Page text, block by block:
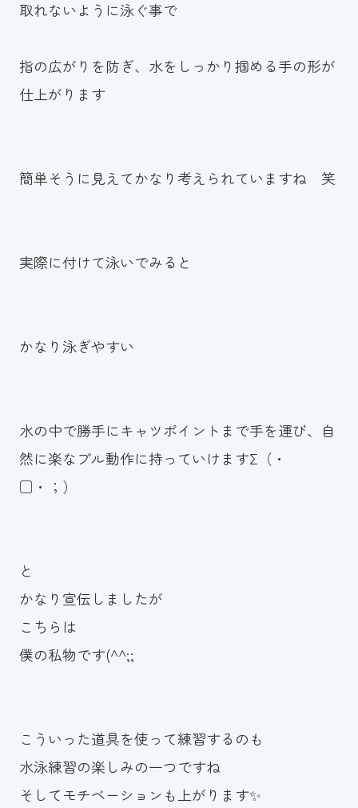
取れないように泳ぐ事で
指の広がりを防ぎ、水をしっかり掴める手の形が
仕上がります
簡単そうに見えてかなり考えられていますね 笑
実際に付けて泳いでみると
かなり泳ぎやすい
水の中で勝手にキャツポイントまで手を運び、自
然に楽なプル動作に持っていけますΣ（・
□・；）
と
かなり宣伝しましたが
こちらは
僕の私物です(^^;;
こういった道具を使って練習するのも
水泳練習の楽しみの一つですね
そしてモチベーションも上がります✨